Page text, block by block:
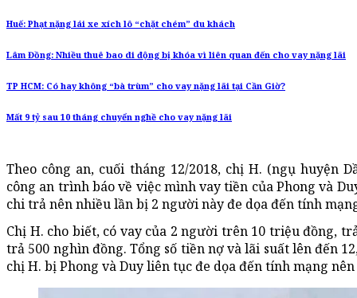
Huế: Phạt nặng lái xe xích lô “chặt chém” du khách
Lâm Đồng: Nhiều thuê bao di động bị khóa vì liên quan đến cho vay nặng lãi
TP HCM: Có hay không “bà trùm” cho vay nặng lãi tại Cần Giờ?
Mất 9 tỷ sau 10 tháng chuyển nghề cho vay nặng lãi
Theo công an, cuối tháng 12/2018, chị H. (ngụ huyện
công an trình báo về việc mình vay tiền của Phong và
chi trả nên nhiều lần bị 2 người này đe dọa đến tính
Chị H. cho biết, có vay của 2 người trên 10 triệu đồng,
trả 500 nghìn đồng. Tổng số tiền nợ và lãi suất lên đến
chị H. bị Phong và Duy liên tục đe dọa đến tính mạng